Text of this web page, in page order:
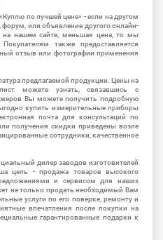
по лучшей цене» - если на другом
форум, или объявление другого онлайн-
на нашем сайте, меньшая цена, то мы
также предоставляется
отзыв или фотографии применения
предлагаемой продукции. Цены на
можете узнать, связавшись с
Вы можете получить подробную
купить измерительные приборы
почта для консультаций по
получения скидки приведены возле
сотрудники, качественное
дилер заводов изготовителей
цель - продажа товаров высокого
и сервисом для наших
не только продать необходимый Вам
услуги по его поверке, ремонту и
впечатления после покупки на
гарантированные подарки к